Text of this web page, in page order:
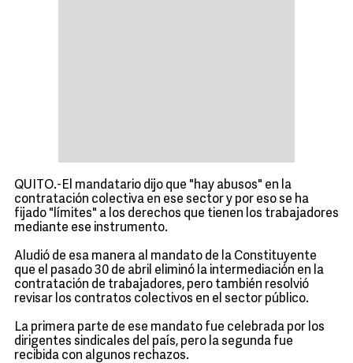
QUITO.-El mandatario dijo que "hay abusos" en la
contratación colectiva en ese sector y por eso se ha
fijado "límites" a los derechos que tienen los trabajadores
mediante ese instrumento.
Aludió de esa manera al mandato de la Constituyente
que el pasado 30 de abril eliminó la intermediación en la
contratación de trabajadores, pero también resolvió
revisar los contratos colectivos en el sector público.
La primera parte de ese mandato fue celebrada por los
dirigentes sindicales del país, pero la segunda fue
recibida con algunos rechazos.